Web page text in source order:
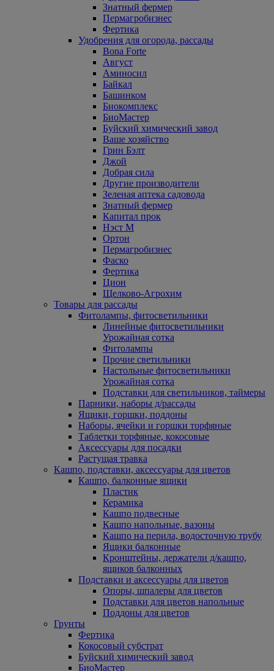
Знатный фермер
Пермагробизнес
Фертика
Удобрения для огорода, рассады
Bona Forte
Август
Аминосил
Байкал
Башинком
Биокомплекс
БиоМастер
Буйский химический завод
Ваше хозяйство
Грин Бэлт
Джой
Добрая сила
Другие производители
Зеленая аптека садовода
Знатный фермер
Капитал прок
Нэст М
Ортон
Пермагробизнес
Фаско
Фертика
Цион
Щелково-Агрохим
Товары для рассады
Фитолампы, фитосветильники
Линейные фитосветильники
Урожайная сотка
Фитолампы
Прочие светильники
Настольные фитосветильники
Урожайная сотка
Подставки для светильников, таймеры
Парники, наборы д/рассады
Ящики, горшки, поддоны
Наборы, ячейки и горшки торфяные
Таблетки торфяные, кокосовые
Аксессуары для посадки
Растущая травка
Кашпо, подставки, аксессуары для цветов
Кашпо, балконные ящики
Пластик
Керамика
Кашпо подвесные
Кашпо напольные, вазоны
Кашпо на перила, водосточную трубу
Ящики балконные
Кронштейны, держатели д/кашпо,
ящиков балконных
Подставки и аксессуары для цветов
Опоры, шпалеры для цветов
Подставки для цветов напольные
Поддоны для цветов
Грунты
Фертика
Кокосовый субстрат
Буйский химический завод
БиоМастер